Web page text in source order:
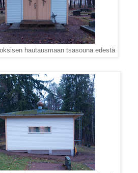
hautausmaan tsasouna edestä